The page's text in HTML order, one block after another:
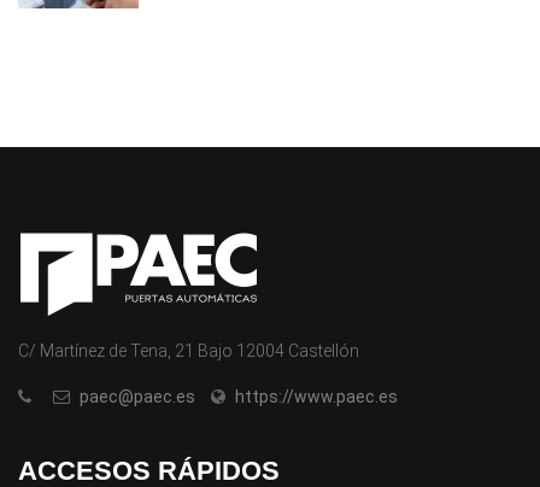
C/ Martínez de Tena, 21 Bajo 12004 Castellón
paec@paec.es https://www.paec.es
ACCESOS RÁPIDOS